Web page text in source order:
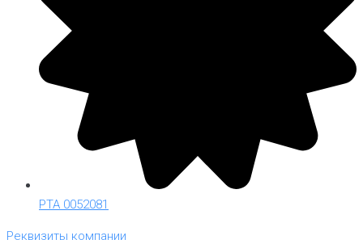
РТА 0052081
Реквизиты компании